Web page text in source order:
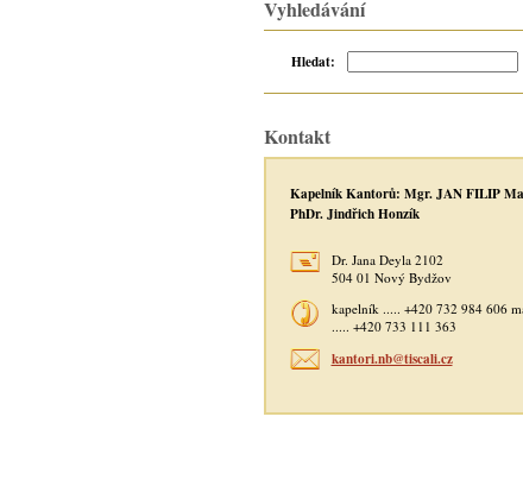
Vyhledávání
Hledat:
Kontakt
Kapelník Kantorů: Mgr. JAN FILIP
PhDr. Jindřich Honzík
Dr. Jana Deyla 2102
504 01 Nový Bydžov
kapelník ..... +420 732 984 606
..... +420 733 111 363
kantori.nb@tiscali.cz